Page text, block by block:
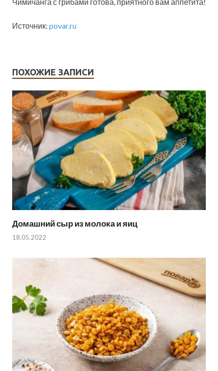
Источник: povar.ru
ПОХОЖИЕ ЗАПИСИ
Домашний сыр из молока и яиц
18.05.2022